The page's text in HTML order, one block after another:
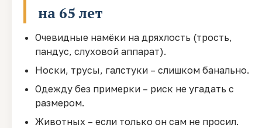
на 65 лет
Очевидные намёки на дряхлость (трость,
пандус, слуховой аппарат).
Носки, трусы, галстуки – слишком банально.
Одежду без примерки – риск не угадать с
размером.
Животных – если только он сам не просил.